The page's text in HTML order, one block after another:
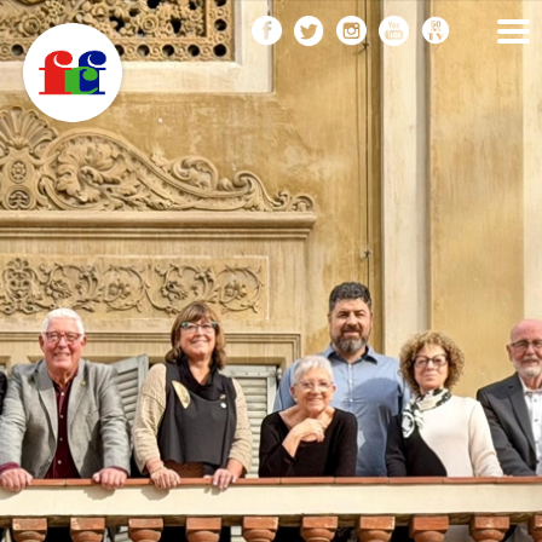
Vés
al
FEDERACIÓ CATALANA
DE FOTOGRAFIA
F
C
F